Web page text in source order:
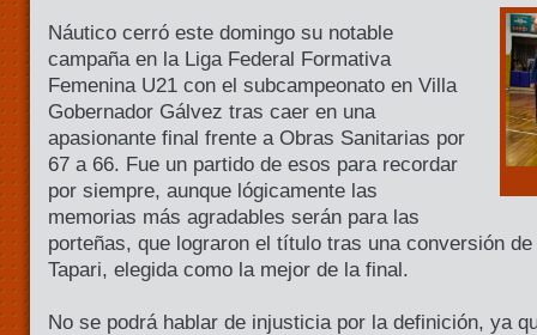
Náutico cerró este domingo su notable
campaña en la Liga Federal Formativa
Femenina U21 con el subcampeonato en Villa
Gobernador Gálvez tras caer en una
apasionante final frente a Obras Sanitarias por
67 a 66. Fue un partido de esos para recordar
por siempre, aunque lógicamente las
memorias más agradables serán para las
porteñas, que lograron el título tras una conversión
Tapari, elegida como la mejor de la final.
No se podrá hablar de injusticia por la definición, ya